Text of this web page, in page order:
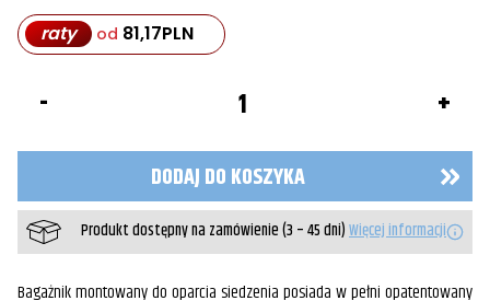
raty od 81,17PLN
20FXLR
DODAJ DO KOSZYKA
Produkt dostępny na zamówienie (3 – 45 dni)Więcej informacji
Bagażnik montowany do oparcia siedzenia posiada w pełni opatentowany